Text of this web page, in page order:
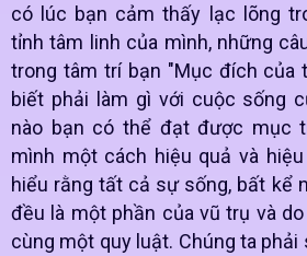
có lúc bạn cảm thấy lạc lõng
tỉnh tâm linh của mình, những
trong tâm trí bạn "Mục đích của
biết phải làm gì với cuộc sống
nào bạn có thể đạt được mục
mình một cách hiệu quả và
hiểu rằng tất cả sự sống, bất kể
đều là một phần của vũ trụ và
cùng một quy luật. Chúng ta